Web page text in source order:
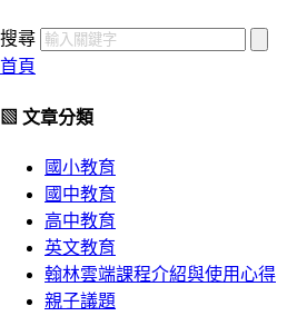
搜尋
首頁
▧ 文章分類
國小教育
國中教育
高中教育
英文教育
翰林雲端課程介紹與使用心得
親子議題